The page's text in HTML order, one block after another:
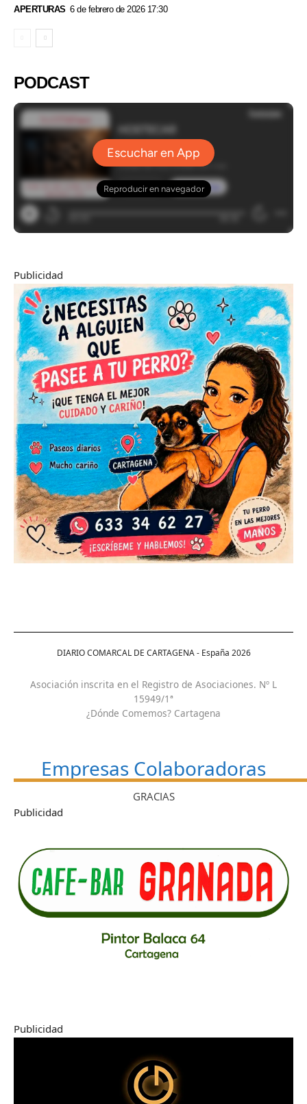
APERTURAS 6 de febrero de 2026 17:30
PODCAST
Publicidad
DIARIO COMARCAL DE CARTAGENA - España 2026
Asociación inscrita en el Registro de Asociaciones. Nº L
15949/1ª
¿Dónde Comemos? Cartagena
Empresas Colaboradoras
GRACIAS
Publicidad
Publicidad